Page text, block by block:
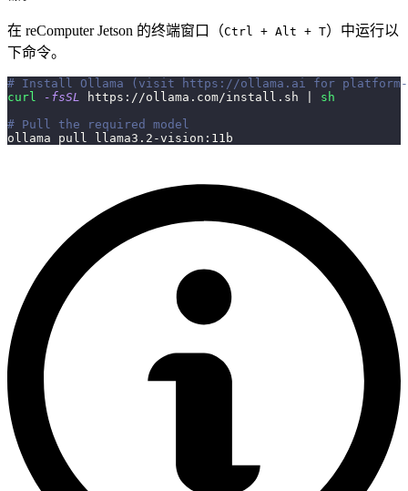
在 reComputer Jetson 的终端窗口（Ctrl + Alt + T）中运行以
下命令。
# Install Ollama (visit https://ollama.ai for
curl
-fsSL https://ollama.com/install.sh
sh
# Pull the required model
ollama pull llama3.2-vision:11b